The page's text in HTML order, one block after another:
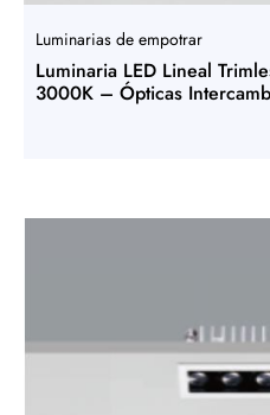
Luminarias de empotrar
Luminaria LED Lineal
3000K – Ópticas